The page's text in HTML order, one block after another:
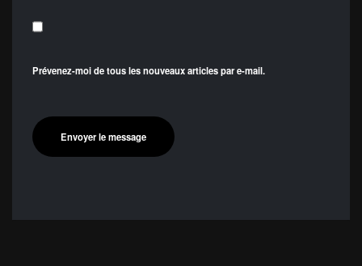
Prévenez-moi de tous les nouveaux articles par e-mail.